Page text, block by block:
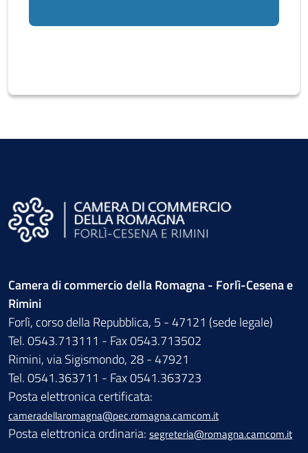
Camera di commercio della Romagna - Forlì-Cesena e
Rimini
Forlì, corso della Repubblica, 5 - 47121 (sede legale)
Tel. 0543.713111 - Fax 0543.713502
Rimini, via Sigismondo, 28 - 47921
Tel. 0541.363711 - Fax 0541.363723
Posta elettronica certificata:
cameradellaromagna@pec.romagna.camcom.it
Posta elettronica ordinaria: segreteria@romagna.camcom.it